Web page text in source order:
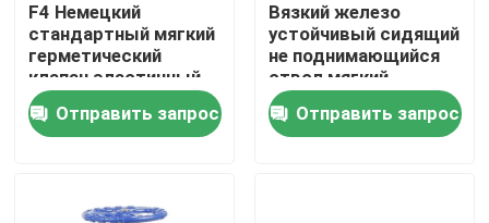
Дом
Продукты
F4 Немецкий
стандартный мягкий
герметический
клапан эластичный
герметический
клапанОтправить запрос
Вязкий железо
устойчивый сидящий
не поднимающийся
ствол мягкий
герметичный
фланцевый
шлюзовой клапан
Отправить запрос